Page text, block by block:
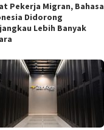
Pekerja Migran, Bahasa
Didorong
Lebih Banyak